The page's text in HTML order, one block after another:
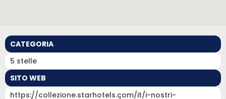
CATEGORIA
5 stelle
SITO WEB
https://collezione.starhotels.com/it/i-nostri-